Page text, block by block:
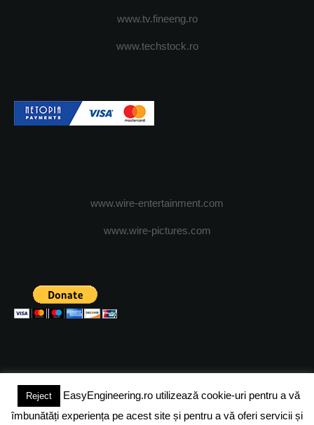
www.tv.fineeng.ro
www.techstock.ro
www.wire-entertainment.com
www.wire-pictures.com
(c) 2024 - FineEngineeringMagazine. All rights reserved.
Reject
EasyEngineering.ro utilizează cookie-uri pentru a vă
îmbunătăți experiența pe acest site și pentru a vă oferi servicii și